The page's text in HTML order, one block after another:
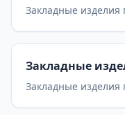
Закладные
Закладные
Закладные